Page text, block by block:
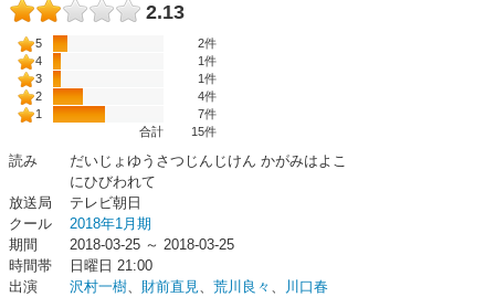
2.13
5
2件
4
1件
3
1件
2
4件
1
7件
合計
15件
読み
だいじょゆうさつじんじけん かがみはよこ
にひびわれて
放送局
テレビ朝日
クール
2018年1月期
期間
2018-03-25 ～ 2018-03-25
時間帯
日曜日 21:00
出演
沢村一樹、 財前直見、 荒川良々 、
川口春